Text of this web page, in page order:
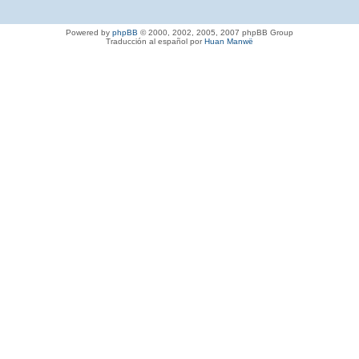
Powered by phpBB © 2000, 2002, 2005, 2007 phpBB Group
Traducción al español porHuan Manwë